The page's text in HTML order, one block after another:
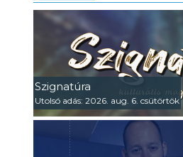
Szignatúra
Utolsó adás: 2026. aug. 6. csütörtök